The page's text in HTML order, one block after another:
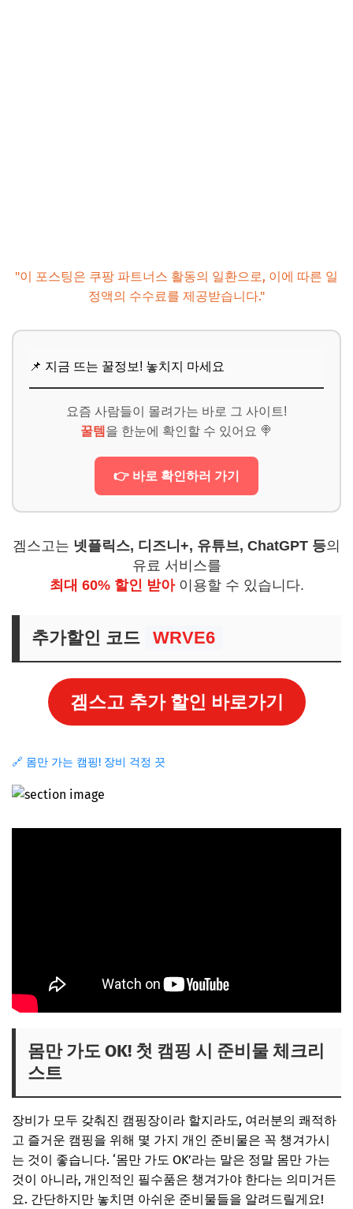
"이 포스팅은 쿠팡 파트너스 활동의 일환으로, 이에 따른 일
정액의 수수료를 제공받습니다."
📌 지금 뜨는 꿀정보! 놓치지 마세요
요즘 사람들이 몰려가는 바로 그 사이트!
꿀템 을 한눈에 확인할 수 있어요 🍭
👉 바로 확인하러 가기
겜스고는 넷플릭스, 디즈니+, 유튜브, ChatGPT 등의
유료 서비스를
최대 60% 할인 받아이용할 수 있습니다.
추가할인 코드 WRVE6
겜스고 추가 할인 바로가기
🔗 몸만 가는 캠핑! 장비 걱정 끗
몸만 가도 OK! 첫 캠핑 시 준비물 체크리
스트
장비가 모두 갖춰진 캠핑장이라 할지라도, 여러분의 쾌적하
고 즐거운 캠핑을 위해 몇 가지 개인 준비물은 꼭 챙겨가시
는 것이 좋습니다. ‘몸만 가도 OK’라는 말은 정말 몸만 가는
것이 아니라, 개인적인 필수품은 챙겨가야 한다는 의미거든
요. 간단하지만 놓치면 아쉬운 준비물들을 알려드릴게요!